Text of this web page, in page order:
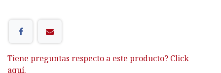
Tiene preguntas respecto a este producto? Click
aquí.